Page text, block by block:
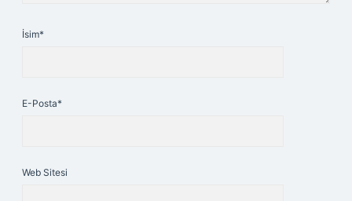
İsim*
E-Posta*
Web Sitesi